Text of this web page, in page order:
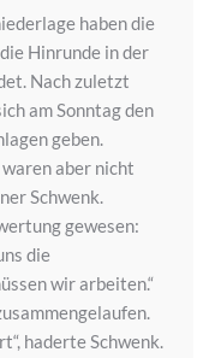
haben die
Hinrunde in der
Nach zuletzt
am Sonntag den
geben.
aber nicht
Schwenk.
gewesen:
die
wir arbeiten.“
haderte Schwenk.